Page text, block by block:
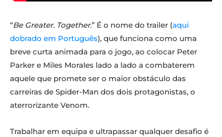
“Be Greater. Together.” É o nome do trailer (aqui
dobrado em Português), que funciona como uma
breve curta animada para o jogo, ao colocar Peter
Parker e Miles Morales lado a lado a combaterem
aquele que promete ser o maior obstáculo das
carreiras de Spider-Man dos dois protagonistas, o
aterrorizante Venom.
Trabalhar em equipa e ultrapassar qualquer desafio é